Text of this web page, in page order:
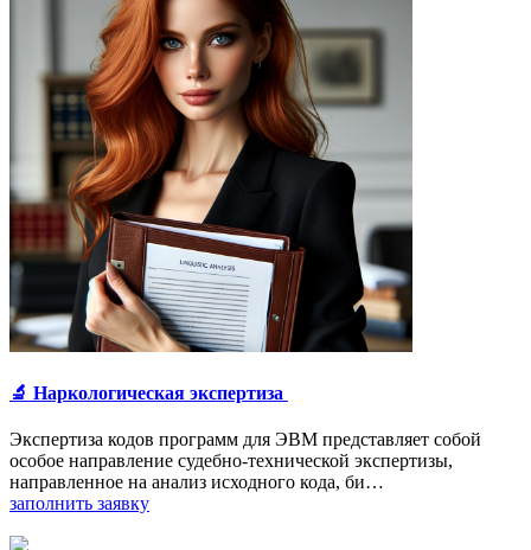
🔬 Наркологическая экспертиза
Экспертиза кодов программ для ЭВМ представляет собой
особое направление судебно-технической экспертизы,
направленное на анализ исходного кода, би…
заполнить заявку